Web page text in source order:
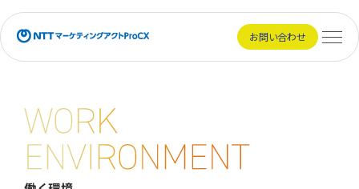
NTTマーケティングアクトProCX お問い合わせ
メニ
働く環境